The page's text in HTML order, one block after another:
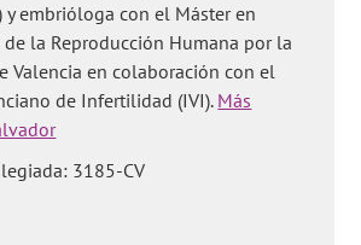
y embrióloga con el Máster en
la Reproducción Humana por la
Valencia en colaboración con el
de Infertilidad (IVI). Más
3185-CV